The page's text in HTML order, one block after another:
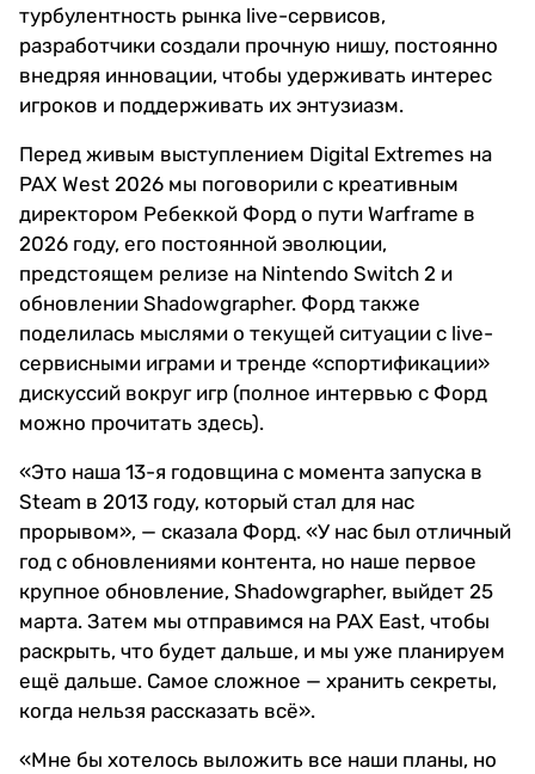
турбулентность рынка live-сервисов,
разработчики создали прочную нишу, постоянно
внедряя инновации, чтобы удерживать интерес
игроков и поддерживать их энтузиазм.
Перед живым выступлением Digital Extremes на
PAX West 2026 мы поговорили с креативным
директором Ребеккой Форд о пути Warframe в
2026 году, его постоянной эволюции,
предстоящем релизе на Nintendo Switch 2 и
обновлении Shadowgrapher. Форд также
поделилась мыслями о текущей ситуации с live-
сервисными играми и тренде «спортификации»
дискуссий вокруг игр (полное интервью с Форд
можно прочитать здесь).
«Это наша 13-я годовщина с момента запуска в
Steam в 2013 году, который стал для нас
прорывом», — сказала Форд. «У нас был отличный
год с обновлениями контента, но наше первое
крупное обновление, Shadowgrapher, выйдет 25
марта. Затем мы отправимся на PAX East, чтобы
раскрыть, что будет дальше, и мы уже планируем
ещё дальше. Самое сложное — хранить секреты,
когда нельзя рассказать всё».
«Мне бы хотелось выложить все наши планы, но